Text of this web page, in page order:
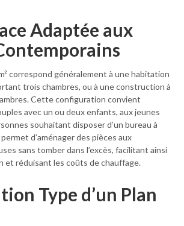
Adaptée aux
correspond généralement à une habitation
trois chambres, ou à une construction à
Cette configuration convient
avec un ou deux enfants, aux jeunes
souhaitant disposer d’un bureau à
d’aménager des pièces aux
sans tomber dans l’excès, facilitant ainsi
et réduisant les coûts de chauffage.
Type d’un Plan